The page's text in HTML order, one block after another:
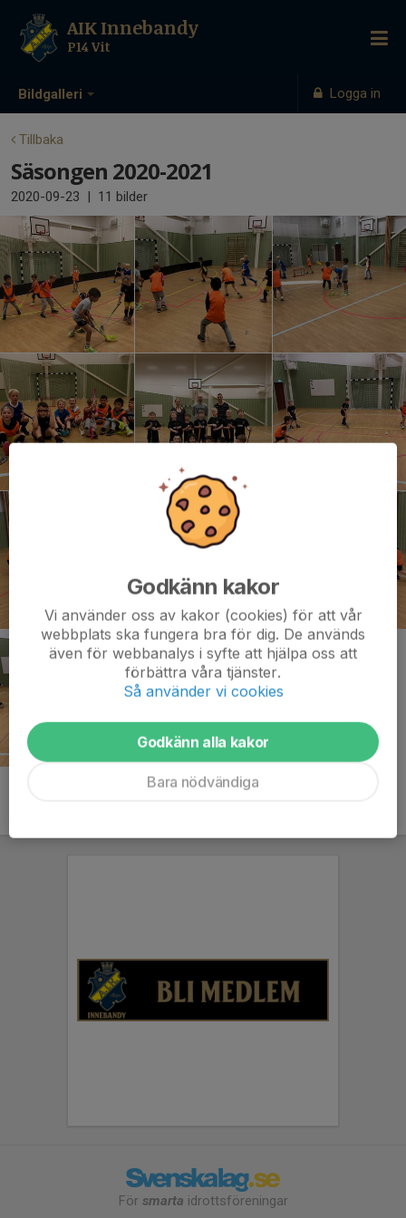
Bildgalleri Logga in
AIK Innebandy
P14 Vit
Tillbaka
Säsongen 2020-2021
2020-09-23 | 11 bilder
För smarta idrottsföreningar
Godkänn kakor
Vi använder oss av kakor (cookies) för att vår
webbplats ska fungera bra för dig. De används
även för webbanalys i syfte att hjälpa oss att
förbättra våra tjänster.
Så använder vi cookies
Godkänn alla kakor
Bara nödvändiga